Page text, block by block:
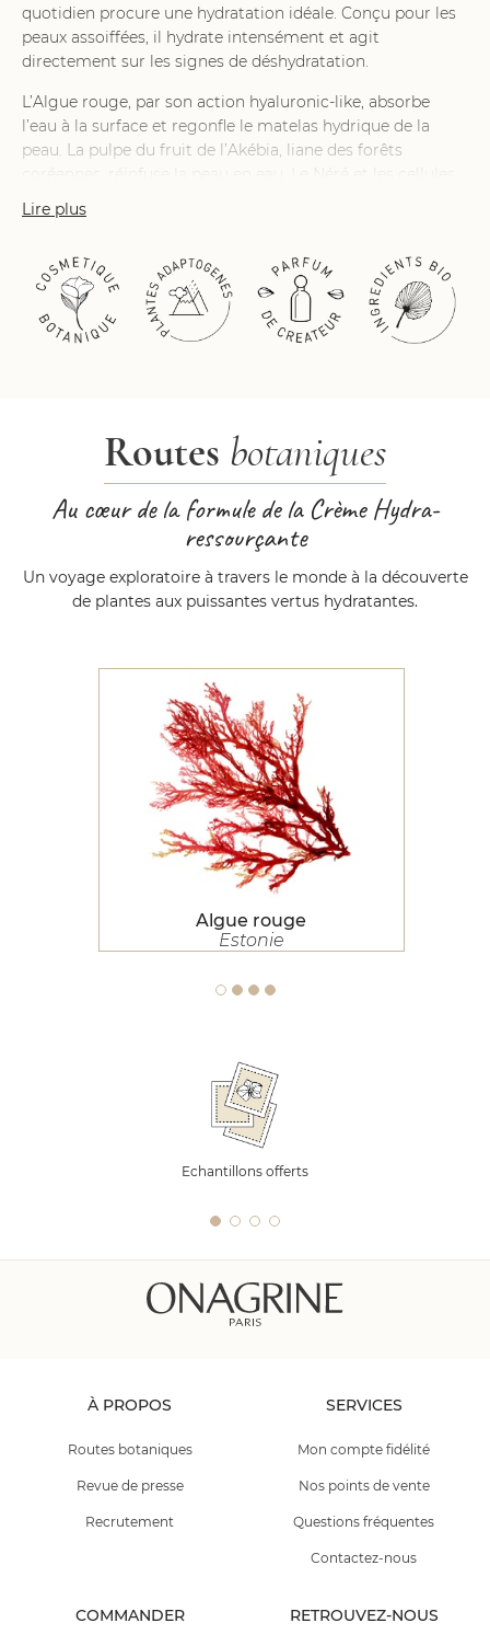
quotidien procure une hydratation idéale. Conçu pour les
peaux assoiffées, il hydrate intensément et agit
directement sur les signes de déshydratation.
L’Algue rouge, par son action hyaluronic-like, absorbe
l’eau à la surface et regonfle le matelas hydrique de la
peau. La pulpe du fruit de l’Akébia, liane des forêts
coréennes, réinfuse la peau en eau. Le Néré et les cellules
actives de Papyrus réduisent l’évaporation naturelle de la
peau et revitalisent sa fonction barrière. Enfin, un beurre
déshydratation.
Gorgée d’eau et de fraîcheur, la peau est pleine d’éclat, elle
semble plus forte. Elle est douce et repulpée.
Lire plus
Routes botaniques
Au cœur de la formule de la Crème Hydra-
ressourçante
Un voyage exploratoire à travers le monde à la découverte
de plantes aux puissantes vertus hydratantes.
Algue rouge
Estonie
Algue rouge
Echantillons offerts
À PROPOS
Routes botaniques
Revue de presse
Recrutement
SERVICES
Mon compte fidélité
Nos points de vente
Questions fréquentes
Contactez-nous
COMMANDER RETROUVEZ-NOUS